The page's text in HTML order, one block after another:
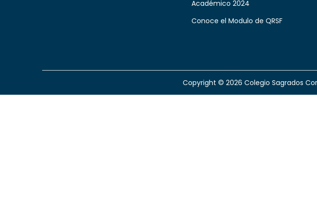
Académico 2024
Conoce el Modulo de QRSF
Copyright © 2026 Colegio Sagrados